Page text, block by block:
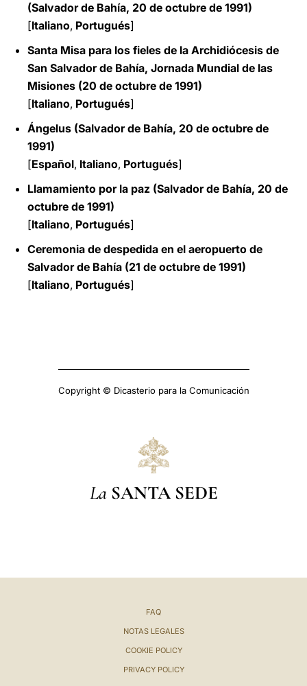
(Salvador de Bahía, 20 de octubre de 1991)
[Italiano, Portugués]
Santa Misa para los fieles de la Archidiócesis de
San Salvador de Bahía, Jornada Mundial de las
Misiones (20 de octubre de 1991)
[Italiano, Portugués]
Ángelus (Salvador de Bahía, 20 de octubre de
1991)
[Español, Italiano, Portugués]
Llamamiento por la paz (Salvador de Bahía, 20 de
octubre de 1991)
[Italiano, Portugués]
Ceremonia de despedida en el aeropuerto de
Salvador de Bahía (21 de octubre de 1991)
[Italiano, Portugués]
Copyright © Dicasterio para la Comunicación
La SANTA SEDE
FAQ
NOTAS LEGALES
COOKIE POLICY
PRIVACY POLICY